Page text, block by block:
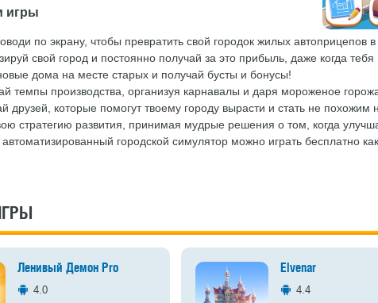
игры
по экрану, чтобы превратить свой городок жилых автоприцепов
свой город и постоянно получай за это прибыль, даже когда тебя
дома на месте старых и получай бусты и бонусы!
темпы производства, организуя карнавалы и даря мороженое
друзей, которые помогут твоему городу вырасти и стать не похожим
стратегию развития, принимая мудрые решения о том, когда
городской симулятор можно играть бесплатно
Ленивый Демон Pro
4.0
Elvenar
4.4